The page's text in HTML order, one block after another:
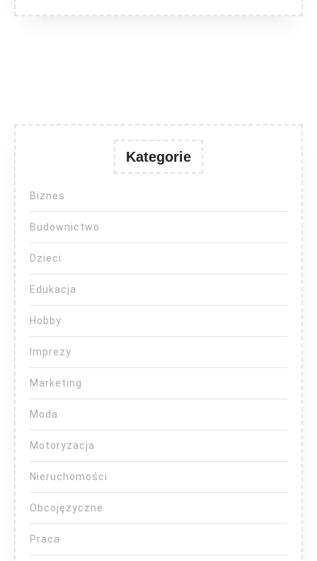
Kategorie
Biznes
Budownictwo
Dzieci
Edukacja
Hobby
Imprezy
Marketing
Moda
Motoryzacja
Nieruchomości
Obcojęzyczne
Praca